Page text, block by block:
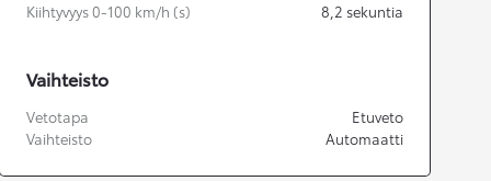
Kiihtyvyys 0-100 km/h (s)
8,2 sekuntia
Vaihteisto
Vetotapa
Etuveto
Vaihteisto
Automaatti